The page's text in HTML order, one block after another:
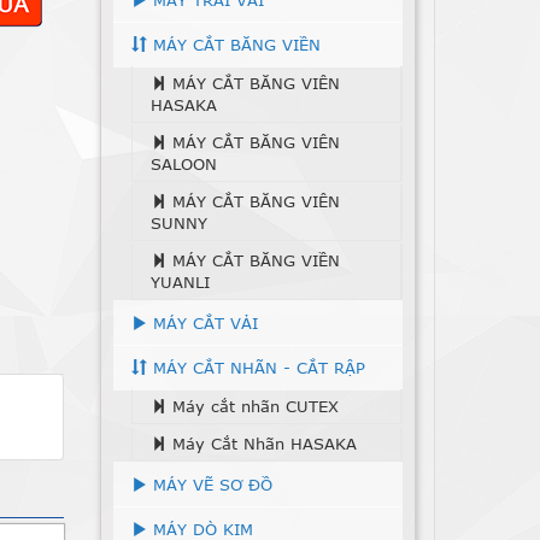
MÁY CẮT BĂNG VIỀN
MÁY CẮT BĂNG VIÊN
HASAKA
MÁY CẮT BĂNG VIÊN
SALOON
MÁY CẮT BĂNG VIÊN
SUNNY
MÁY CẮT BĂNG VIỀN
YUANLI
MÁY CẮT VẢI
MÁY CẮT NHÃN - CẮT RẬP
Máy cắt nhãn CUTEX
Máy Cắt Nhãn HASAKA
MÁY VẼ SƠ ĐỒ
MÁY DÒ KIM